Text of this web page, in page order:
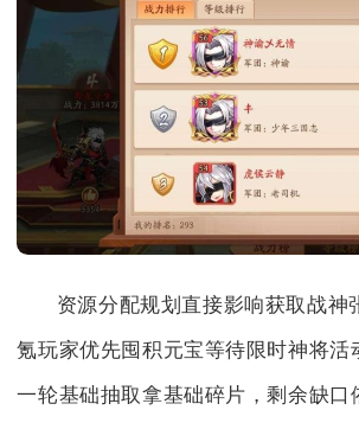
资源分配规划直接影响获取战神
氪玩家优先囤积元宝等待限时神将活
一轮基础抽取拿基础碎片，剩余缺口